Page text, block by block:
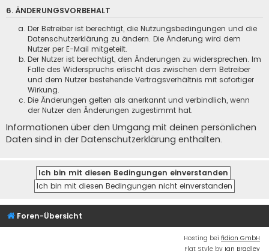
6. ÄNDERUNGSVORBEHALT
Der Betreiber ist berechtigt, die Nutzungsbedingungen und die
Datenschutzerklärung zu ändern. Die Änderung wird dem
Nutzer per E-Mail mitgeteilt.
Der Nutzer ist berechtigt, den Änderungen zu widersprechen. Im
Falle des Widerspruchs erlischt das zwischen dem Betreiber
und dem Nutzer bestehende Vertragsverhältnis mit sofortiger
Wirkung.
Die Änderungen gelten als anerkannt und verbindlich, wenn
der Nutzer den Änderungen zugestimmt hat.
Informationen über den Umgang mit deinen persönlichen
Daten sind in der Datenschutzerklärung enthalten.
Foren-Übersicht
Hosting bei fidion GmbH
Flat Style by Ian Bradley